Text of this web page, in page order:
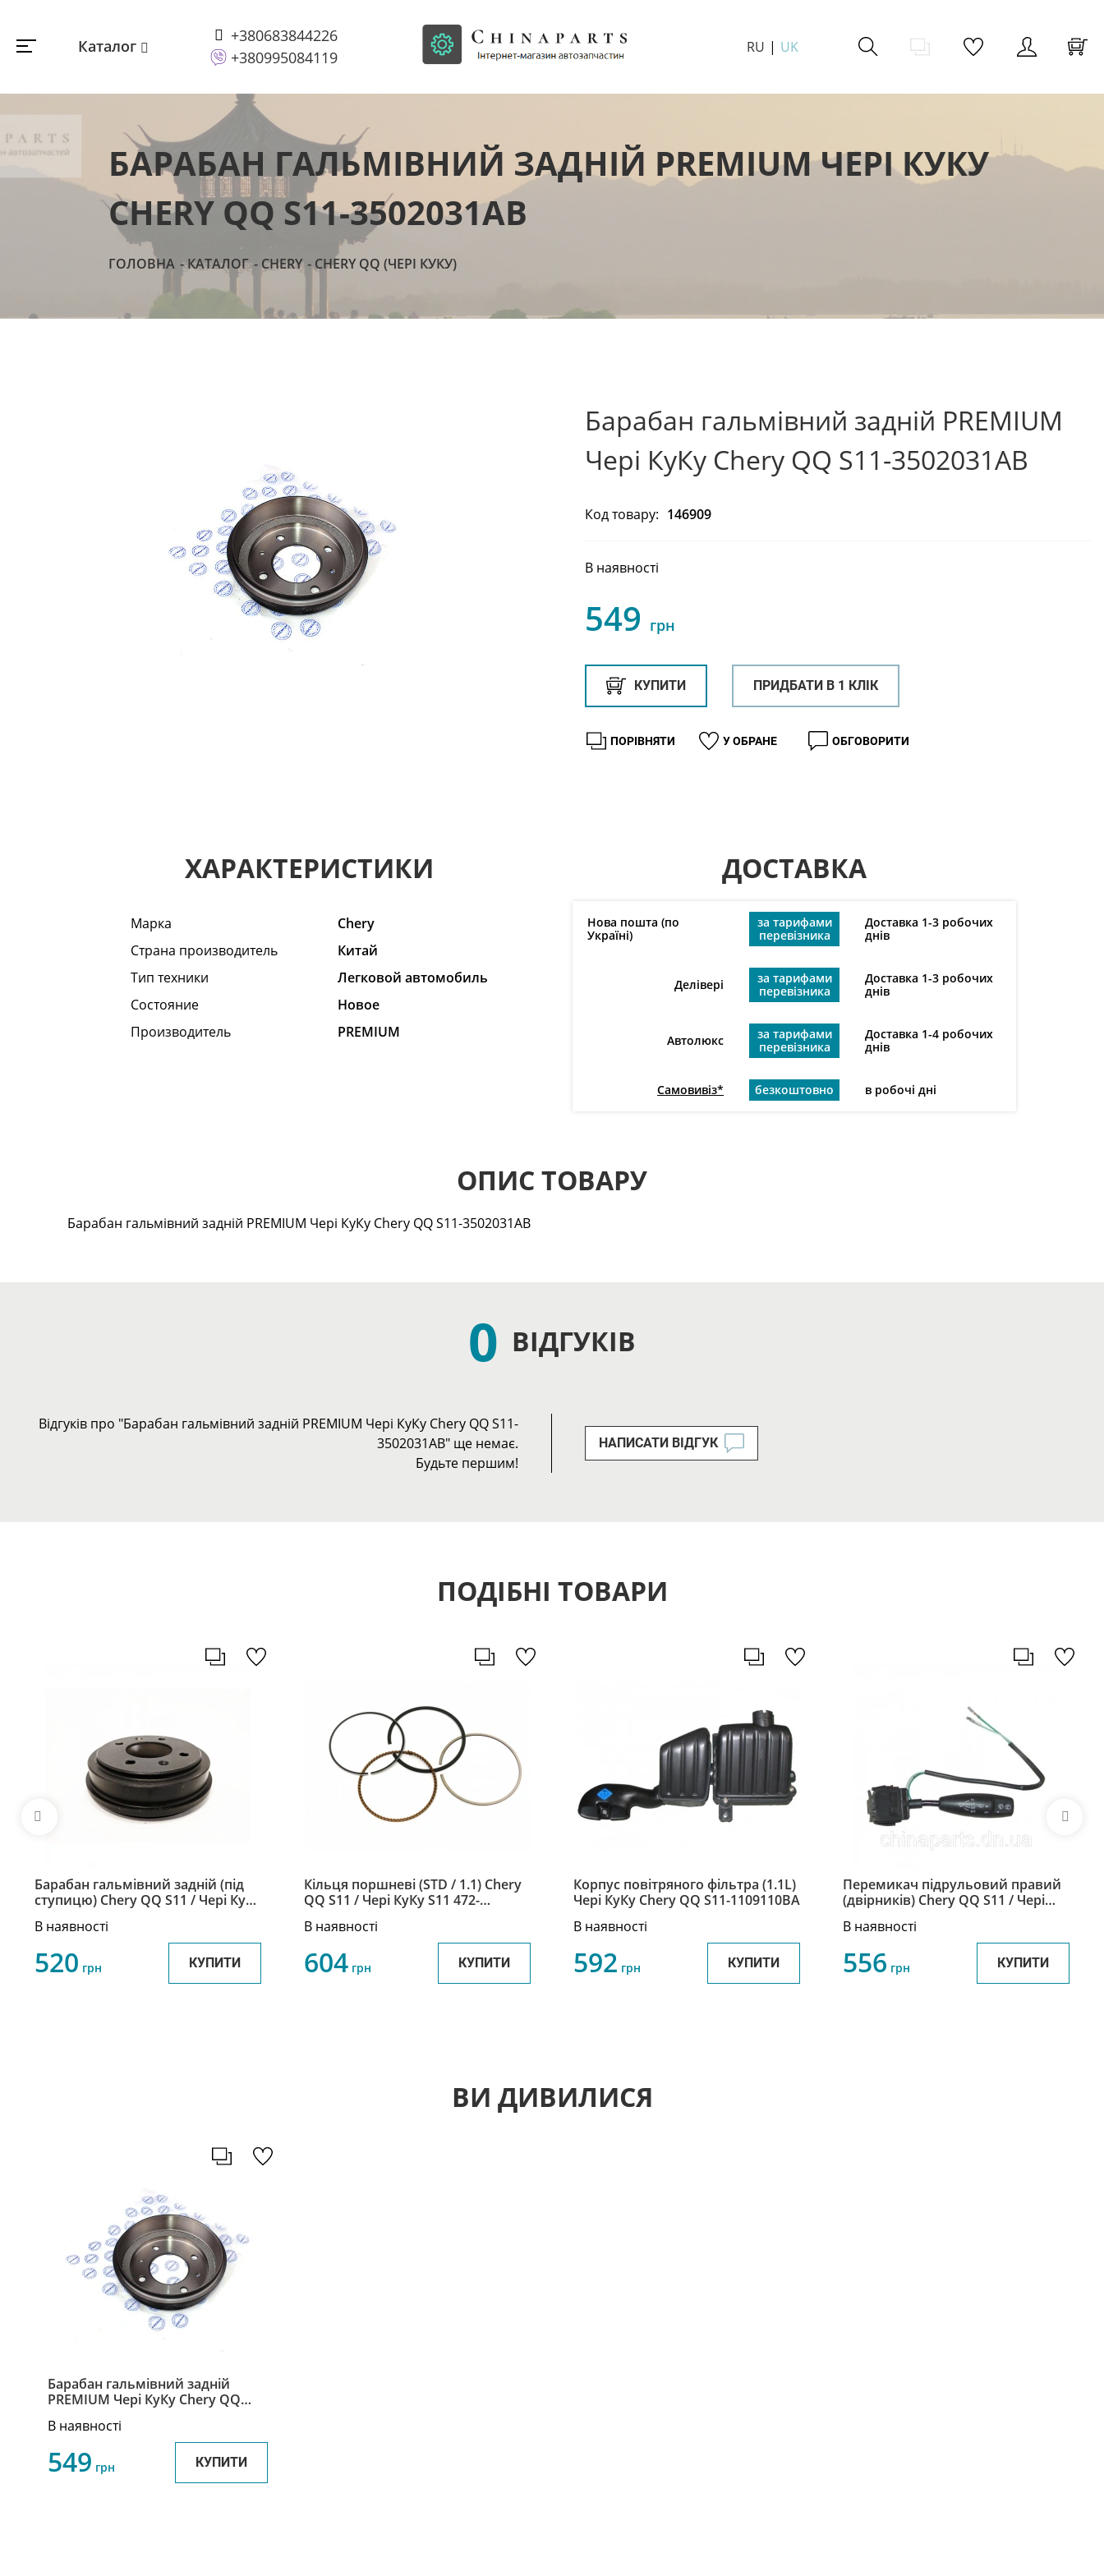
Каталог
+380683844226
+380995084119
RU UK
БАРАБАН ГАЛЬМІВНИЙ ЗАДНІЙ PREMIUM ЧЕРІ КУКУ
CHERY QQ S11-3502031AB
ГОЛОВНА КАТАЛОГ CHERY CHERY QQ (ЧЕРІ КУКУ)
Барабан гальмівний задній PREMIUM
Чері КуКу Chery QQ S11-3502031AB
Код товару: 146909
В наявності
549 грн
КУПИТИ ПРИДБАТИ В 1 КЛІК
У ОБРАНЕ
ПОРІВНЯТИ ОБГОВОРИТИ
ХАРАКТЕРИСТИКИ
Марка
Chery
Страна производитель
Китай
Тип техники
Легковой автомобиль
Состояние
Hовое
Производитель
PREMIUM
ДОСТАВКА
Нова пошта (по
Україні)
за тарифами
перевізника
Доставка 1-3 робочих
днів
Делівері
за тарифами
перевізника
Доставка 1-3 робочих
днів
Автолюкс
за тарифами
перевізника
Доставка 1-4 робочих
днів
Самовивіз* безкоштовно в робочі дні
ОПИС ТОВАРУ
Барабан гальмівний задній PREMIUM Чері КуКу Chery QQ S11-3502031AB
0 ВІДГУКІВ
Відгуків про "Барабан гальмівний задній PREMIUM Чері КуКу Chery QQ S11-
3502031AB" ще немає.
Будьте першим!
НАПИСАТИ ВІДГУК
ПОДІБНІ ТОВАРИ
Барабан гальмівний задній (під
ступицю) Chery QQ S11 / Чері КуКу
В наявності
520 грн КУПИТИ
Кільця поршневі (STD / 1.1) Chery
QQ S11 / Чері КуКу S11 472-
В наявності
604 грн КУПИТИ
Корпус повітряного фільтра (1.1L)
Чері КуКу Chery QQ S11-1109110BA
В наявності
592 грн КУПИТИ
Перемикач підрульовий правий
(двірників) Chery QQ S11 / Чері
В наявності
556 грн КУПИТИ
ВИ ДИВИЛИСЯ
Барабан гальмівний задній
PREMIUM Чері КуКу Chery QQ
В наявності
549 грн КУПИТИ